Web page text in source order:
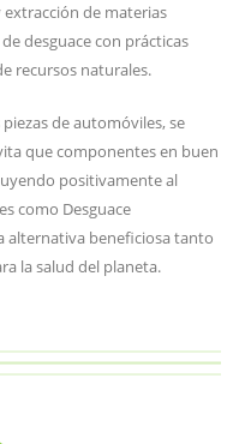
de materias
desguace con prácticas
recursos naturales.
de automóviles, se
que componentes en buen
positivamente al
como Desguace
alternativa beneficiosa tanto
la salud del planeta.